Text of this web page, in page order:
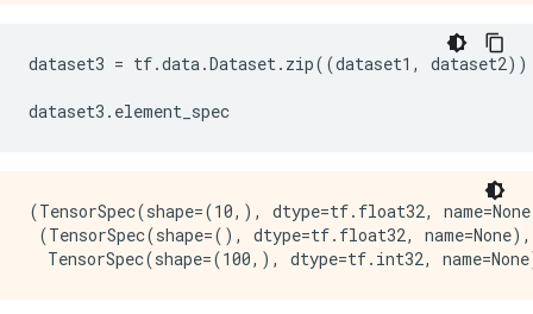
dataset3 = tf.data.Dataset. zip((dataset1 , dataset2))
dataset3 . element_spec
(TensorSpec(shape=(10,), dtype=tf.float32,
(TensorSpec(shape=(), dtype=tf.float32, name=None),